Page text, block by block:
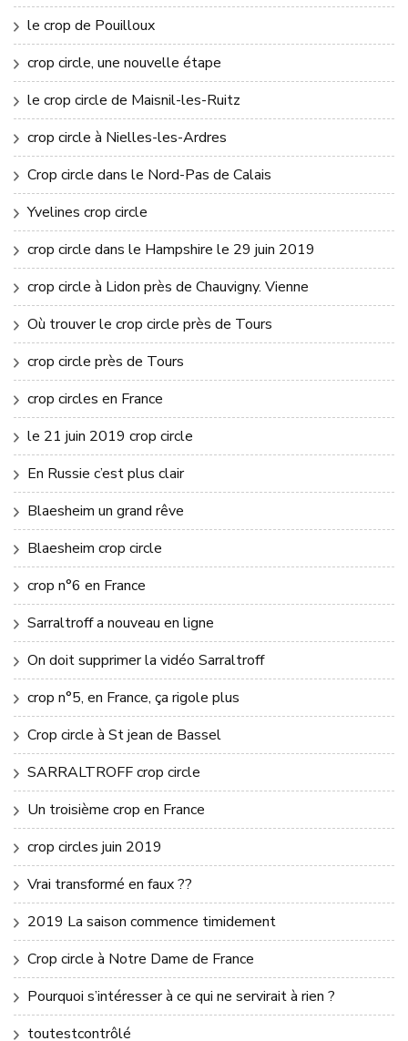
le crop de Pouilloux
crop circle, une nouvelle étape
le crop circle de Maisnil-les-Ruitz
crop circle à Nielles-les-Ardres
Crop circle dans le Nord-Pas de Calais
Yvelines crop circle
crop circle dans le Hampshire le 29 juin 2019
crop circle à Lidon près de Chauvigny. Vienne
Où trouver le crop circle près de Tours
crop circle près de Tours
crop circles en France
le 21 juin 2019 crop circle
En Russie c’est plus clair
Blaesheim un grand rêve
Blaesheim crop circle
crop n°6 en France
Sarraltroff a nouveau en ligne
On doit supprimer la vidéo Sarraltroff
crop n°5, en France, ça rigole plus
Crop circle à St jean de Bassel
SARRALTROFF crop circle
Un troisième crop en France
crop circles juin 2019
Vrai transformé en faux ??
2019 La saison commence timidement
Crop circle à Notre Dame de France
Pourquoi s’intéresser à ce qui ne servirait à rien ?
toutestcontrôlé